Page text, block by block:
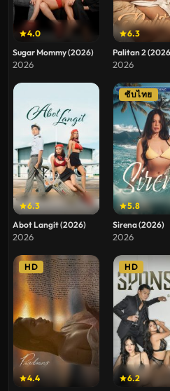
4.0
Sugar Mommy (2026)
2026
6.3
Palitan 2
2026
6.3
Abot Langit (2026)
2026
5.8
ซับไทย
Sirena (2026)
2026
4.4
HD
6.2
HD